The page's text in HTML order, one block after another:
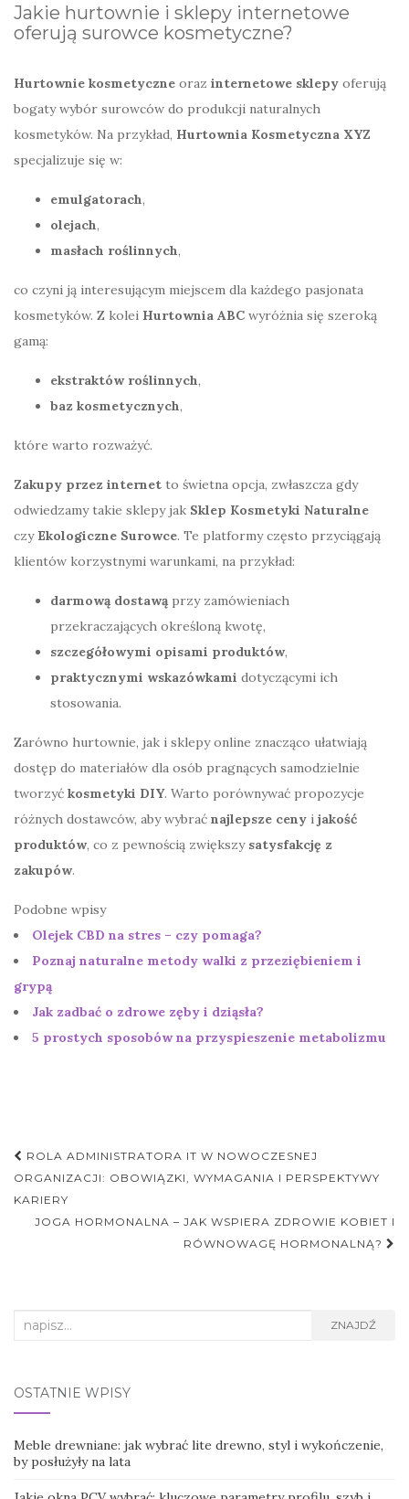
Jakie hurtownie i sklepy internetowe
oferują surowce kosmetyczne?
Hurtownie kosmetyczne oraz internetowe sklepy oferują
bogaty wybór surowców do produkcji naturalnych
kosmetyków. Na przykład, Hurtownia Kosmetyczna XYZ
specjalizuje się w:
emulgatorach,
olejach,
masłach roślinnych,
co czyni ją interesującym miejscem dla każdego pasjonata
kosmetyków. Z kolei Hurtownia ABC wyróżnia się szeroką
gamą:
ekstraktów roślinnych,
baz kosmetycznych,
które warto rozważyć.
Zakupy przez internet to świetna opcja, zwłaszcza gdy
odwiedzamy takie sklepy jak Sklep Kosmetyki Naturalne
czy Ekologiczne Surowce. Te platformy często przyciągają
klientów korzystnymi warunkami, na przykład:
darmową dostawą przy zamówieniach
przekraczających określoną kwotę,
szczegółowymi opisami produktów,
praktycznymi wskazówkami dotyczącymi ich
stosowania.
Zarówno hurtownie, jak i sklepy online znacząco ułatwiają
dostęp do materiałów dla osób pragnących samodzielnie
tworzyć kosmetyki DIY. Warto porównywać propozycje
różnych dostawców, aby wybrać najlepsze ceny i jakość
produktów, co z pewnością zwiększy satysfakcję z
zakupów.
Podobne wpisy
Olejek CBD na stres – czy pomaga?
Poznaj naturalne metody walki z przeziębieniem i
grypą
Jak zadbać o zdrowe zęby i dziąsła?
5 prostych sposobów na przyspieszenie metabolizmu
Nawigacja
postu
ROLA ADMINISTRATORA IT W NOWOCZESNEJ
ORGANIZACJI: OBOWIĄZKI, WYMAGANIA I PERSPEKTYWY
KARIERY
JOGA HORMONALNA – JAK WSPIERA ZDROWIE KOBIET I
RÓWNOWAGĘ HORMONALNĄ?
Search
ZNAJDŹ
OSTATNIE WPISY
Meble drewniane: jak wybrać lite drewno, styl i wykończenie,
by posłużyły na lata